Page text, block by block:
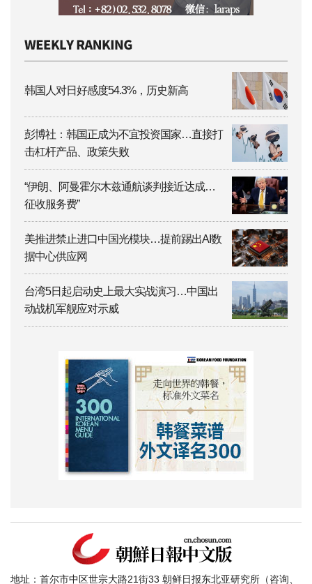
韩国人对日好感度54.3%，历史新高
彭博社：韩国正成为不宜投资国家…直接打
击杠杆产品、政策失败
“伊朗、阿曼霍尔木兹通航谈判接近达成…
征收服务费”
美推进禁止进口中国光模块…提前踢出AI数
据中心供应网
台湾5日起启动史上最大实战演习…中国出
动战机军舰应对示威
地址：首尔市中区世宗大路21街33 朝鲜日报东北亚研究所（咨询、